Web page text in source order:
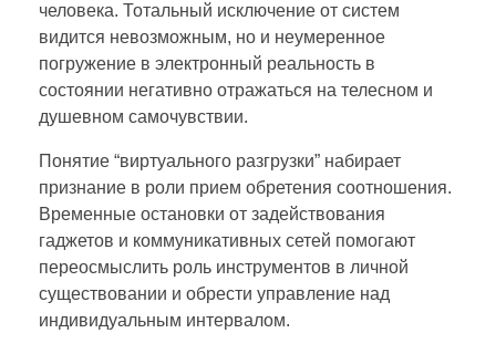
человека. Тотальный исключение от систем
видится невозможным, но и неумеренное
погружение в электронный реальность в
состоянии негативно отражаться на телесном и
душевном самочувствии.
Понятие “виртуального разгрузки” набирает
признание в роли прием обретения соотношения.
Временные остановки от задействования
гаджетов и коммуникативных сетей помогают
переосмыслить роль инструментов в личной
существовании и обрести управление над
индивидуальным интервалом.